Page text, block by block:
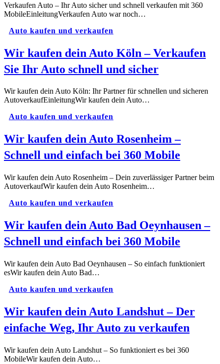
Verkaufen Auto – Ihr Auto sicher und schnell verkaufen mit 360
MobileEinleitungVerkaufen Auto war noch…
Auto kaufen und verkaufen
Wir kaufen dein Auto Köln – Verkaufen
Sie Ihr Auto schnell und sicher
Wir kaufen dein Auto Köln: Ihr Partner für schnellen und sicheren
AutoverkaufEinleitungWir kaufen dein Auto…
Auto kaufen und verkaufen
Wir kaufen dein Auto Rosenheim –
Schnell und einfach bei 360 Mobile
Wir kaufen dein Auto Rosenheim – Dein zuverlässiger Partner beim
AutoverkaufWir kaufen dein Auto Rosenheim…
Auto kaufen und verkaufen
Wir kaufen dein Auto Bad Oeynhausen –
Schnell und einfach bei 360 Mobile
Wir kaufen dein Auto Bad Oeynhausen – So einfach funktioniert
esWir kaufen dein Auto Bad…
Auto kaufen und verkaufen
Wir kaufen dein Auto Landshut – Der
einfache Weg, Ihr Auto zu verkaufen
Wir kaufen dein Auto Landshut – So funktioniert es bei 360
MobileWir kaufen dein Auto…